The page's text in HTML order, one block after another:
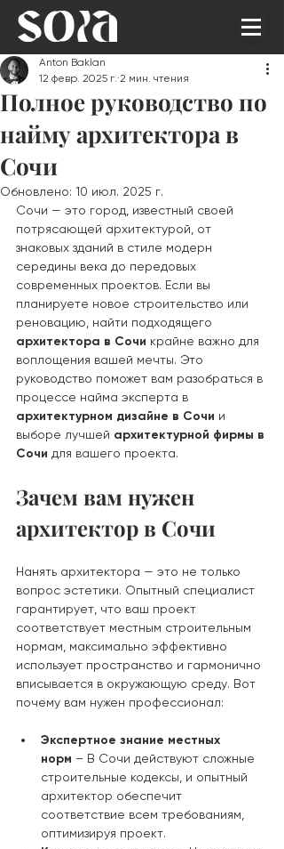
Полное руководство по
найму архитектора в
Сочи
Anton Baklan
12 февр. 2025 г. 2 мин. чтения
Обновлено: 10 июл. 2025 г.
Сочи — это город, известный своей
потрясающей архитектурой, от
знаковых зданий в стиле модерн
середины века до передовых
современных проектов. Если вы
планируете новое строительство или
реновацию, найти подходящего
архитектора в Сочи крайне важно для
воплощения вашей мечты. Это
руководство поможет вам разобраться в
процессе найма эксперта в
архитектурном дизайне в Сочи и
выборе лучшей архитектурной фирмы в
Сочи для вашего проекта.
Зачем вам нужен
архитектор в Сочи
Нанять архитектора — это не только
вопрос эстетики. Опытный специалист
гарантирует, что ваш проект
соответствует местным строительным
нормам, максимально эффективно
использует пространство и гармонично
вписывается в окружающую среду. Вот
почему вам нужен профессионал:
Экспертное знание местных
норм – В Сочи действуют сложные
строительные кодексы, и опытный
архитектор обеспечит
соответствие всем требованиям,
оптимизируя проект.